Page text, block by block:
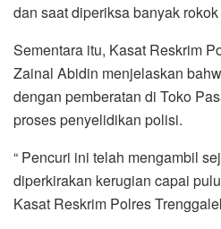
dan saat diperiksa banyak
Sementara itu, Kasat Reskrim
Zainal Abidin menjelaskan
dengan pemberatan di Toko
proses penyelidikan polisi.
“ Pencuri ini telah mengambil
diperkirakan kerugian capai
Kasat Reskrim Polres